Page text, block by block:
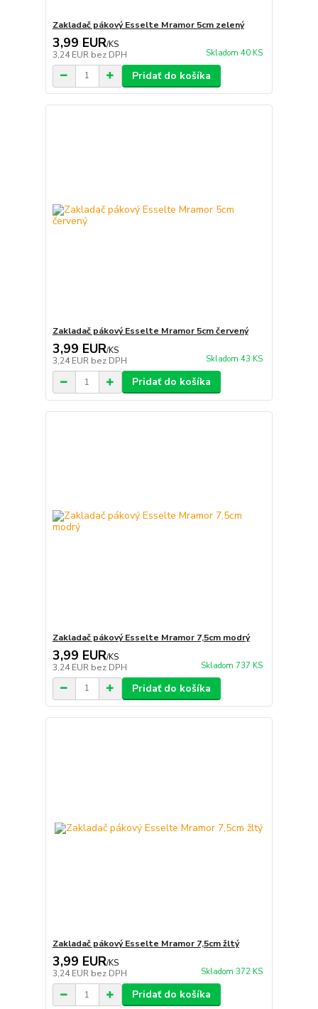
Zakladač pákový Esselte Mramor 5cm zelený
3,99 EUR/KS
3,24 EUR bez DPH Skladom 40 KS
Pridať do košíka
Zakladač pákový Esselte Mramor 5cm červený
3,99 EUR/KS
3,24 EUR bez DPH Skladom 43 KS
Pridať do košíka
Zakladač pákový Esselte Mramor 7,5cm modrý
3,99 EUR/KS
3,24 EUR bez DPH Skladom 737 KS
Pridať do košíka
Zakladač pákový Esselte Mramor 7,5cm žltý
3,99 EUR/KS
3,24 EUR bez DPH Skladom 372 KS
Pridať do košíka